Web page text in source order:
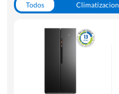
Todos Climatizacion
Hornos y Microondas